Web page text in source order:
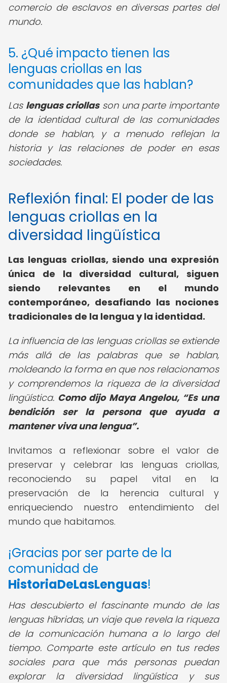
comercio de esclavos en diversas partes del
mundo.
5. ¿Qué impacto tienen las
lenguas criollas en las
comunidades que las hablan?
Las lenguas criollasson una parte importante
de la identidad cultural de las comunidades
donde se hablan, y a menudo reflejan la
historia y las relaciones de poder en esas
sociedades.
Reflexión final: El poder de las
lenguas criollas en la
diversidad lingüística
Las lenguas criollas, siendo una expresión
única de la diversidad cultural, siguen
siendo relevantes en el mundo
contemporáneo, desafiando las nociones
tradicionales de la lengua y la identidad.
La influencia de las lenguas criollas se extiende
más allá de las palabras que se hablan,
moldeando la forma en que nos relacionamos
y comprendemos la riqueza de la diversidad
lingüística. Como dijo Maya Angelou,
Es una
bendición ser la persona que ayuda a
mantener viva una lengua .
Invitamos a reflexionar sobre el valor de
preservar y celebrar las lenguas criollas,
reconociendo su papel vital en la
preservación de la herencia cultural y
enriqueciendo nuestro entendimiento del
mundo que habitamos.
¡Gracias por ser parte de la
comunidad de
HistoriaDeLasLenguas!
Has descubierto el fascinante mundo de las
lenguas híbridas, un viaje que revela la riqueza
de la comunicación humana a lo largo del
tiempo. Comparte este artículo en tus redes
sociales para que más personas puedan
explorar la diversidad lingüística y sus